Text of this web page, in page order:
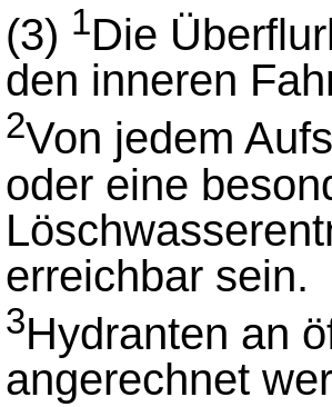
(3) 1Die
den inneren
2Von jedem
oder eine
erreichbar sein.
3Hydranten an
angerechnet